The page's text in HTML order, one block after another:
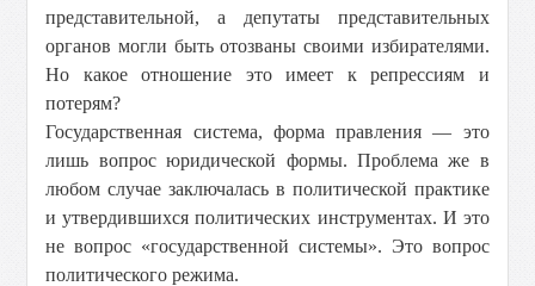
представительной, а депутаты представительных
органов могли быть отозваны своими избирателями.
Но какое отношение это имеет к репрессиям и
потерям?
Государственная система, форма правления — это
лишь вопрос юридической формы. Проблема же в
любом случае заключалась в политической практике
и утвердившихся политических инструментах. И это
не вопрос «государственной системы». Это вопрос
политического режима.